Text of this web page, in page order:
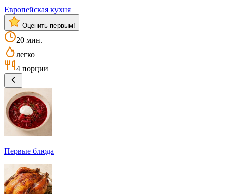
Европейская кухня
Оценить первым!
20 мин.
легко
4 порции
Первые блюда